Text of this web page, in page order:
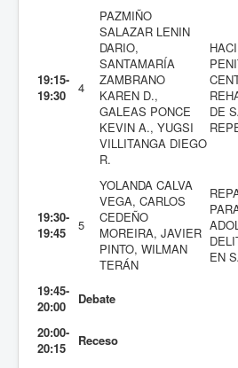
19:15-
19:30
4
PAZMIÑO
SALAZAR LENIN
DARIO,
SANTAMARÍA
ZAMBRANO
KAREN D.,
GALEAS PONCE
KEVIN A., YUGSI
VILLITANGA DIEGO
R.
DE
19:30-
19:45
5
YOLANDA CALVA
VEGA, CARLOS
CEDEÑO
MOREIRA, JAVIER
PINTO, WILMAN
TERÁN
EN
19:45-
20:00
Debate
20:00-
20:15
Receso